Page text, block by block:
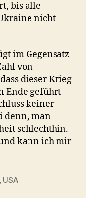
bis alle
nicht
im Gegensatz
von
dieser Krieg
Ende geführt
keiner
denn, man
schlechthin.
kann ich mir
USA